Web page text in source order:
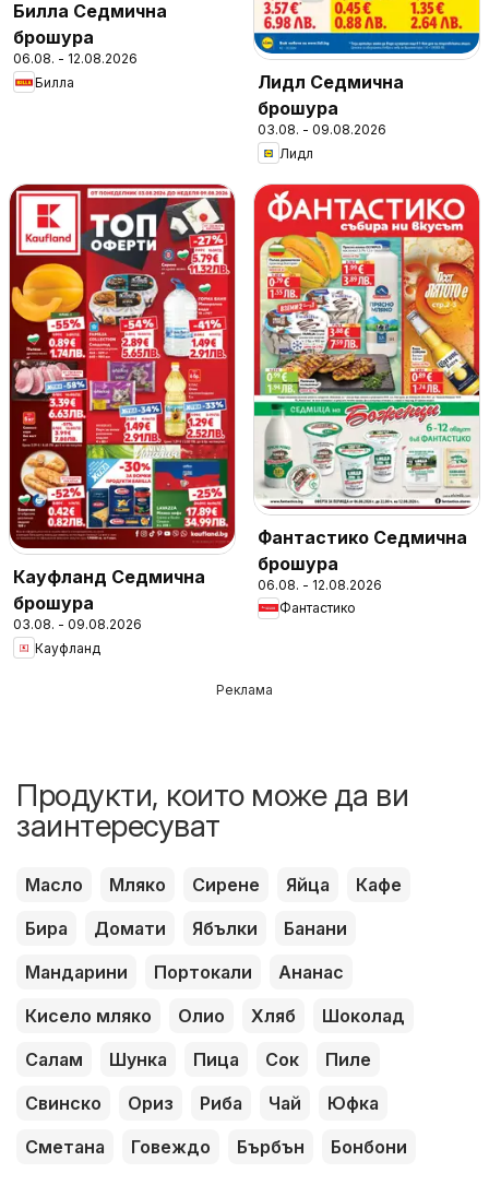
Билла Седмична
брошура
06.08. - 12.08.2026
Билла
Лидл Седмична
брошура
03.08. - 09.08.2026
Лидл
Кауфланд Седмична
брошура
03.08. - 09.08.2026
Кауфланд
Фантастико Седмична
брошура
06.08. - 12.08.2026
Фантастико
Реклама
Продукти, които може да ви
заинтересуват
Масло Мляко Сирене Яйца
Кафе
Бира
Домати Ябълки
Банани
Мандарини
Портокали
Ананас
Кисело мляко
Олио Хляб
Шоколад
Салам
Шунка Пица Сок
Пиле
Свинско
Ориз Риба Чай
Юфка
Сметана
Говеждо Бърбън Бонбони